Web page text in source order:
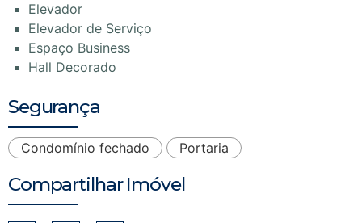
Elevador
Elevador de Serviço
Espaço Business
Hall Decorado
Segurança
Condomínio fechado Portaria
Compartilhar Imóvel